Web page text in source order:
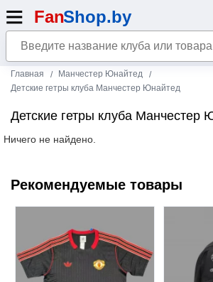
Главная
Манчестер Юнайтед
Детские гетры клуба Манчестер Юнайтед
Детские гетры клуба Манчестер
Ничего не найдено.
Рекомендуемые товары